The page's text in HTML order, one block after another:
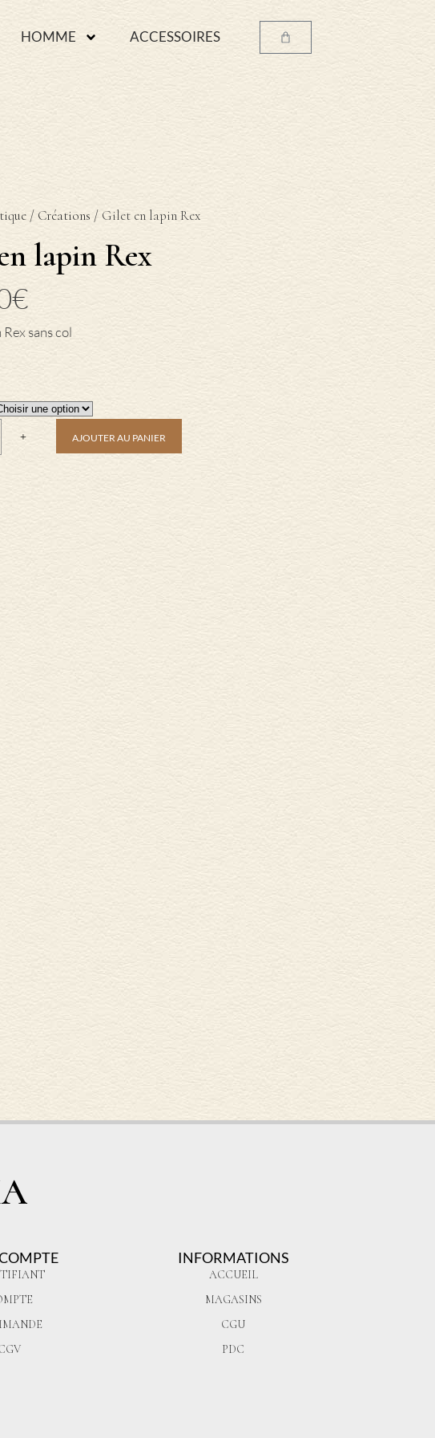
HOMME ACCESSOIRES
/ Créations / Gilet en lapin Rex
lapin Rex
€
sans col
AJOUTER AU PANIER
INFORMATIONS
ACCUEIL
MAGASINS
CGU
PDC